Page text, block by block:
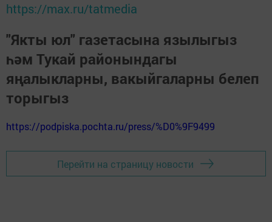
https://max.ru/tatmedia
"Якты юл" газетасына язылыгыз
һәм Тукай районындагы
яңалыкларны, вакыйгаларны белеп
торыгыз
https://podpiska.pochta.ru/press/%D0%9F9499
Перейти на страницу новости